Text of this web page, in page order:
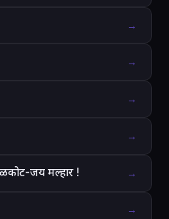
→
→
→
→
जय मल्हार ! →
→